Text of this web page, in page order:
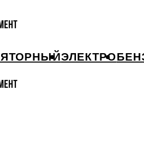
ЭЛЕКТРО